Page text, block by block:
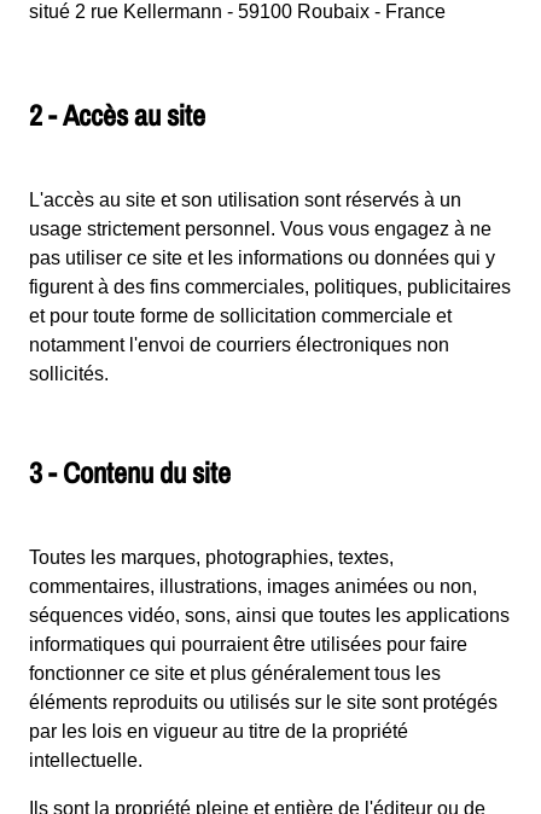
situé 2 rue Kellermann - 59100 Roubaix - France
2 - Accès au site
L'accès au site et son utilisation sont réservés à un
usage strictement personnel. Vous vous engagez à ne
pas utiliser ce site et les informations ou données qui y
figurent à des fins commerciales, politiques, publicitaires
et pour toute forme de sollicitation commerciale et
notamment l'envoi de courriers électroniques non
sollicités.
3 - Contenu du site
Toutes les marques, photographies, textes,
commentaires, illustrations, images animées ou non,
séquences vidéo, sons, ainsi que toutes les applications
informatiques qui pourraient être utilisées pour faire
fonctionner ce site et plus généralement tous les
éléments reproduits ou utilisés sur le site sont protégés
par les lois en vigueur au titre de la propriété
intellectuelle.
Ils sont la propriété pleine et entière de l'éditeur ou de